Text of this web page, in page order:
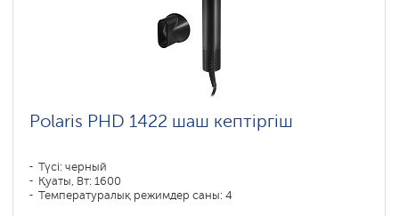
Polaris PHD 1422 шаш кептіргіш
Түсі: черный
Қуаты, Вт: 1600
Температуралық режимдер саны: 4